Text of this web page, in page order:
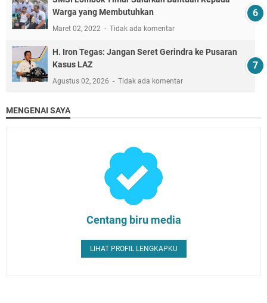
Warga yang Membutuhkan
Maret 02, 2022 Tidak ada komentar
H. Iron Tegas: Jangan Seret Gerindra ke Pusaran
Kasus LAZ
Agustus 02, 2026 Tidak ada komentar
MENGENAI SAYA
Centang biru media
LIHAT PROFIL LENGKAPKU